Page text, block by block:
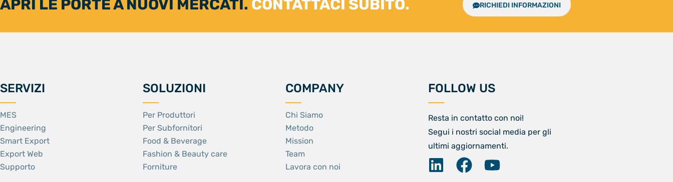
APRI LE PORTE A NUOVI MERCATI. CONTATTACI SUBITO. RICHIEDI INFORMAZIONI
SERVIZI
MES
Engineering
Smart Export
Export Web
Supporto
SOLUZIONI
Per Produttori
Per Subfornitori
Food & Beverage
Fashion & Beauty care
Forniture
COMPANY
Chi Siamo
Metodo
Mission
Team
Lavora con noi
FOLLOW US
Resta in contatto con noi!
Segui i nostri social media per gli
ultimi aggiornamenti.